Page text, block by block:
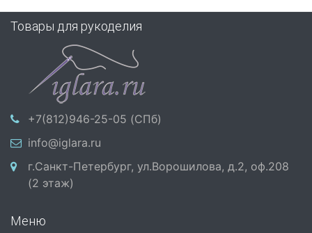
Товары для рукоделия
+7(812)946-25-05 (СПб)
info@iglara.ru
г.Санкт-Петербург, ул.Ворошилова, д.2, оф.208
(2 этаж)
Меню